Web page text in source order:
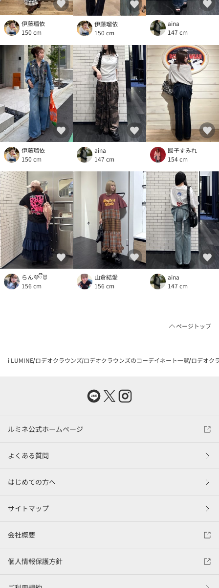
伊藤瑠依
150 cm
伊藤瑠依
150 cm
aina
147 cm
伊藤瑠依
150 cm
aina
147 cm
図子すみれ
154 cm
らん💜ྀི🐰
156 cm
山倉結愛
156 cm
aina
147 cm
ページトップ
i LUMINE ロデオクラウンズ ロデオクラウンズのコーデイネート一覧 ロデオク
ルミネ公式ホームページ
よくある質問
はじめての方へ
サイトマップ
会社概要
個人情報保護方針